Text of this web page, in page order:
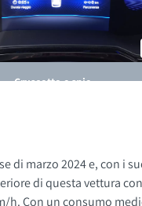
Cruscotto e spie
di marzo 2024 e, con i
di questa vettura
un consumo medio di